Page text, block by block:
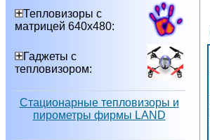
Тепловизоры с
матрицей 640х480:
Гаджеты с
тепловизором:
Стационарные тепловизоры и
пирометры фирмы LAND